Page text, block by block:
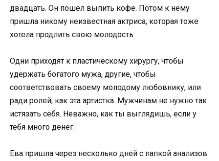
двадцать. Он пошёл выпить кофе. Потом к нему
пришла никому неизвестная актриса, которая тоже
хотела продлить свою молодость.
Одни приходят к пластическому хирургу, чтобы
удержать богатого мужа, другие, чтобы
соответствовать своему молодому любовнику, или
ради ролей, как эта артистка. Мужчинам не нужно так
истязать себя. Неважно, как ты выглядишь, если у
тебя много денег.
Ева пришла через несколько дней с папкой анализов